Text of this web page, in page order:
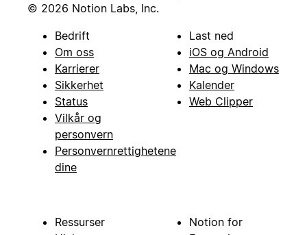
© 2026 Notion Labs, Inc.
Bedrift
Om oss
Karrierer
Sikkerhet
Status
Vilkår og
personvern
Personvernrettighetene
dine
Last ned
iOS og Android
Mac og Windows
Kalender
Web Clipper
Ressurser
Notion for